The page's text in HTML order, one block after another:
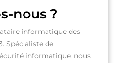
nous ?
informatique des
Spécialiste de
informatique, nous